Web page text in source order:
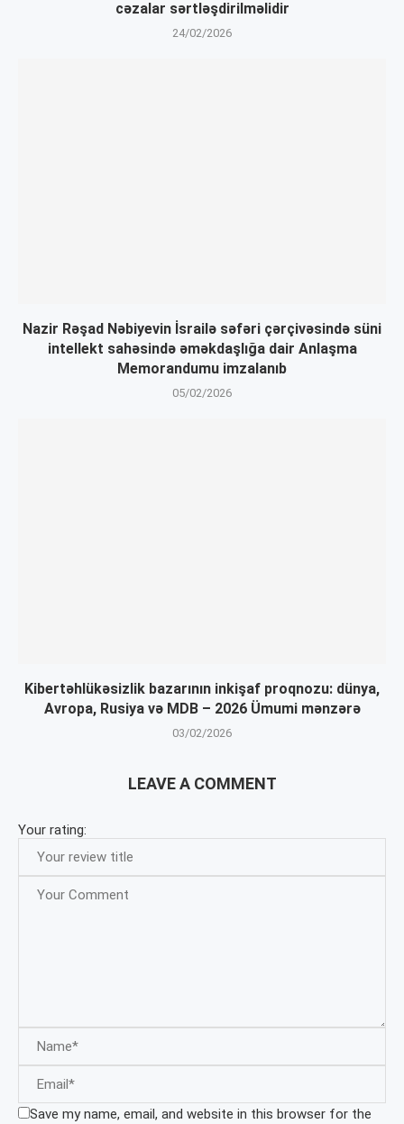
cəzalar sərtləşdirilməlidir
24/02/2026
Nazir Rəşad Nəbiyevin İsrailə səfəri çərçivəsində süni
intellekt sahəsində əməkdaşlığa dair Anlaşma
Memorandumu imzalanıb
05/02/2026
Kiber­təhlükəsizlik bazarının inkişaf proqnozu: dünya,
Avropa, Rusiya və MDB – 2026 Ümumi mənzərə
03/02/2026
LEAVE A COMMENT
Your rating:
Save my name, email, and website in this browser for the